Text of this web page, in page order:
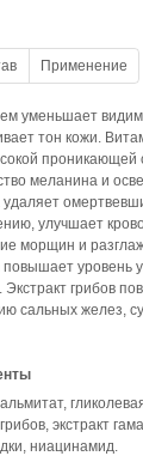
уменьшает
тон кожи.
проникающей
меланина и
удаляет
улучшает
морщин и
уровень
грибов
сальных желез,
экстракт
ниацинамид.